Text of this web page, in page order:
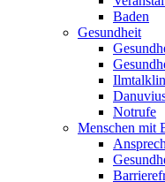
Baden
Gesundheit
Notrufe
Menschen mit